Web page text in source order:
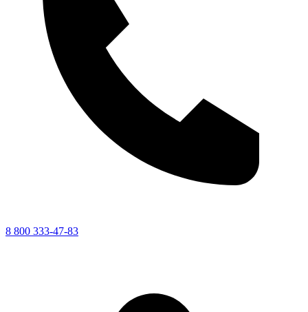
8 800 333-47-83